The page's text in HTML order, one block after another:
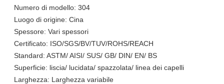
Numero di modello: 304
Luogo di origine: Cina
Spessore: Vari spessori
Certificato: ISO/SGS/BV/TUV/ROHS/REACH
Standard: ASTM/ AISI/ SUS/ GB/ DIN/ EN/ BS
Superficie: liscia/ lucidata/ spazzolata/ linea dei capelli
Larghezza: Larghezza variabile